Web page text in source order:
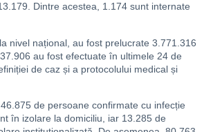
Dintre acestea, 1.174 sunt internate
nivel național, au fost prelucrate 3.771.316
au fost efectuate în ultimele 24 de
de caz și a protocolului medical și
de persoane confirmate cu infecție
în izolare la domiciliu, iar 13.285 de